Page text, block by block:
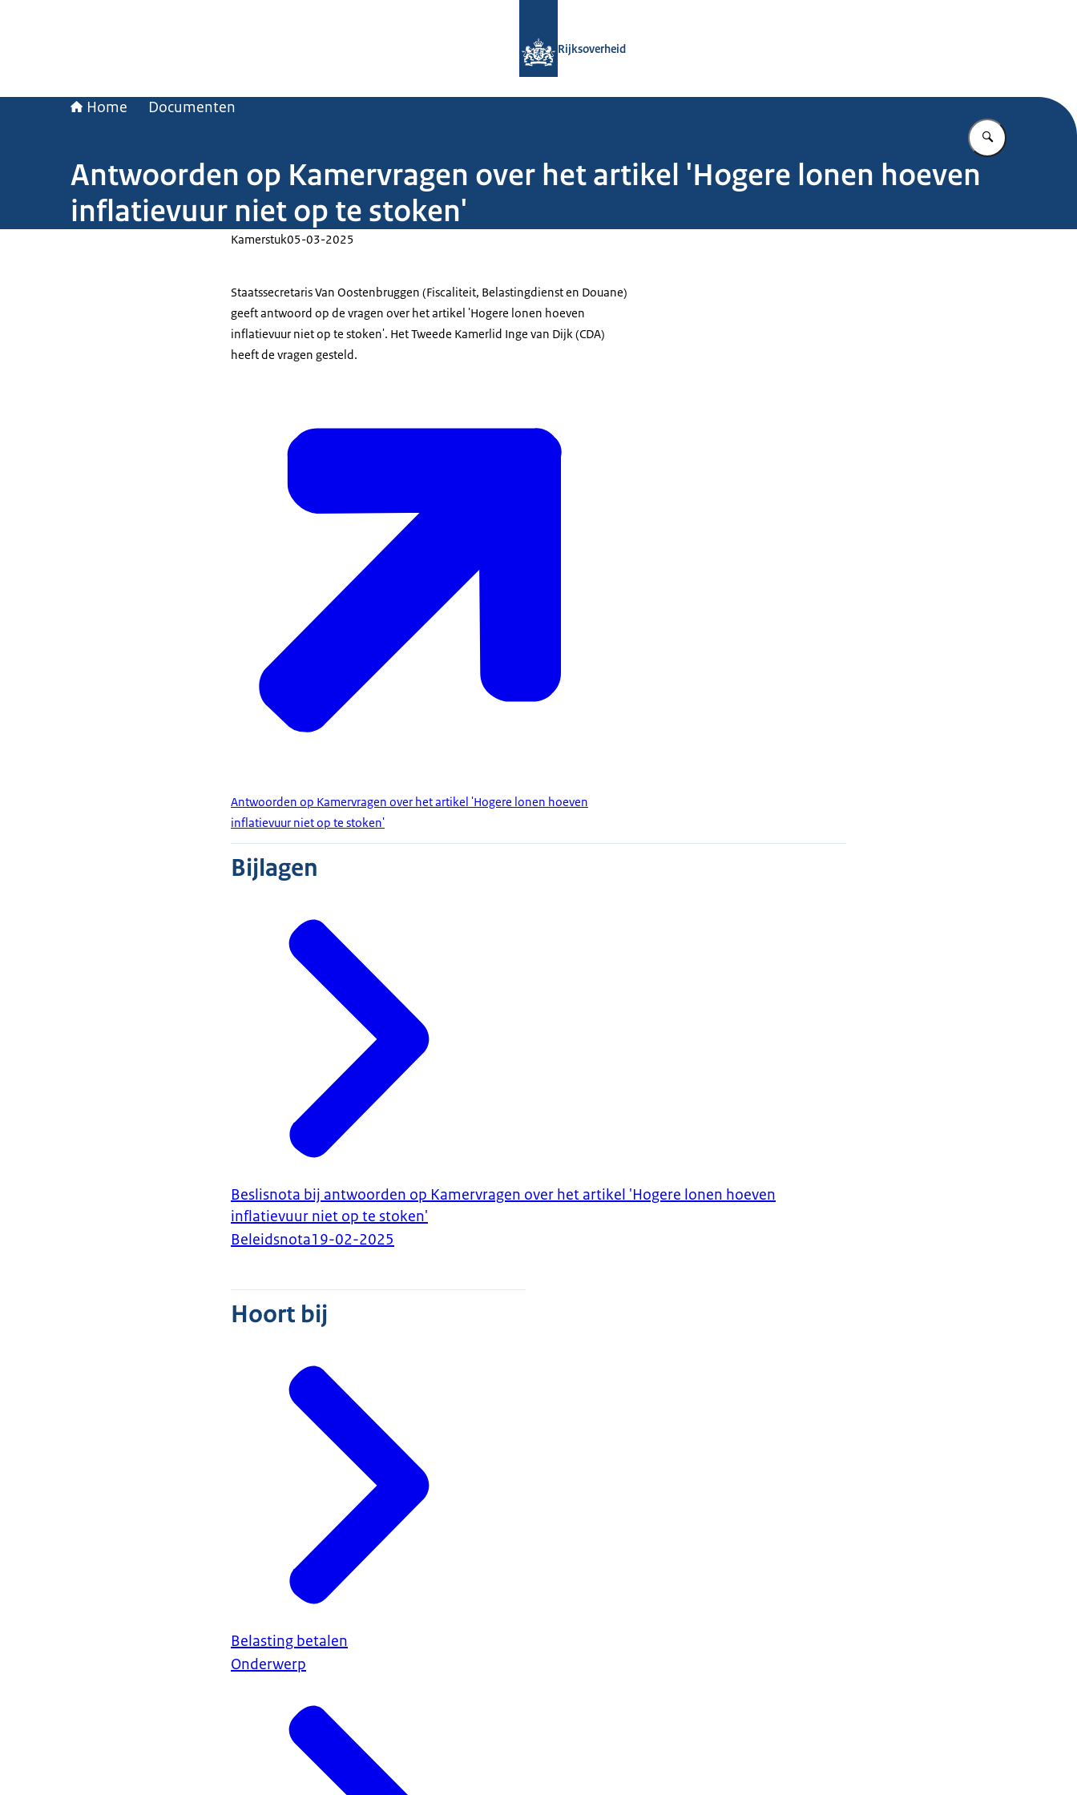
Rijksoverheid
Home Documenten
Vul in wat u
Antwoorden op Kamervragen over het artikel 'Hogere lonen hoeven
inflatievuur niet op te stoken'
Kamerstuk05-03-2025
Staatssecretaris Van Oostenbruggen (Fiscaliteit, Belastingdienst en Douane)
geeft antwoord op de vragen over het artikel 'Hogere lonen hoeven
inflatievuur niet op te stoken'. Het Tweede Kamerlid Inge van Dijk (CDA)
heeft de vragen gesteld.
Antwoorden op Kamervragen over het artikel 'Hogere lonen hoeven
inflatievuur niet op te stoken'
Bijlagen
Beslisnota bij antwoorden op Kamervragen over het artikel 'Hogere lonen hoeven
inflatievuur niet op te stoken'
Beleidsnota19-02-2025
Hoort bij
Belasting betalen
Onderwerp